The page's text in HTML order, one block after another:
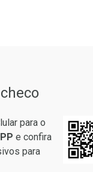
para o
e confira
para